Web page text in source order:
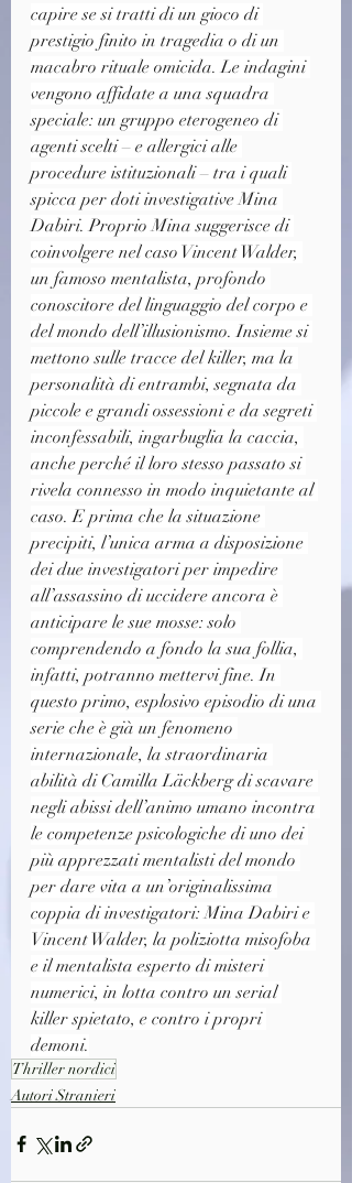
capire se si tratti di un gioco di
prestigio finito in tragedia o di un
macabro rituale omicida. Le indagini
vengono affidate a una squadra
speciale: un gruppo eterogeneo di
agenti scelti – e allergici alle
procedure istituzionali – tra i quali
spicca per doti investigative Mina
Dabiri. Proprio Mina suggerisce di
coinvolgere nel caso Vincent Walder,
un famoso mentalista, profondo
conoscitore del linguaggio del corpo e
del mondo dell’illusionismo. Insieme si
mettono sulle tracce del killer, ma la
personalità di entrambi, segnata da
piccole e grandi ossessioni e da segreti
inconfessabili, ingarbuglia la caccia,
anche perché il loro stesso passato si
rivela connesso in modo inquietante al
caso. E prima che la situazione
precipiti, l’unica arma a disposizione
dei due investigatori per impedire
all’assassino di uccidere ancora è
anticipare le sue mosse: solo
comprendendo a fondo la sua follia,
infatti, potranno mettervi fine. In
questo primo, esplosivo episodio di una
serie che è già un fenomeno
internazionale, la straordinaria
abilità di Camilla Läckberg di scavare
negli abissi dell’animo umano incontra
le competenze psicologiche di uno dei
più apprezzati mentalisti del mondo
per dare vita a un’originalissima
coppia di investigatori: Mina Dabiri e
Vincent Walder, la poliziotta misofoba
e il mentalista esperto di misteri
numerici, in lotta contro un serial
killer spietato, e contro i propri
demoni.
Thriller nordici
Autori Stranieri